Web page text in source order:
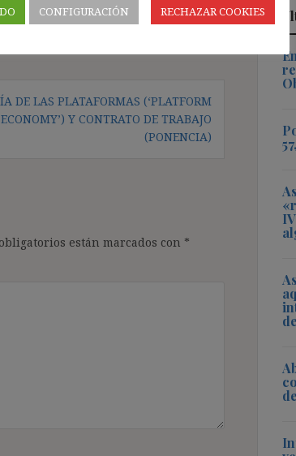
DE LAS PLATAFORMAS (‘PLATFORM
ECONOMY’) Y CONTRATO DE TRABAJO
(PONENCIA)
están marcados con *
CONFIGURACIÓN RECHAZAR COOKIES